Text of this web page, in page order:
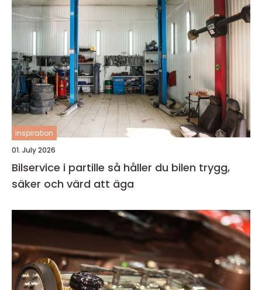
inspiration
01. July 2026
Bilservice i partille så håller du bilen trygg,
säker och värd att äga